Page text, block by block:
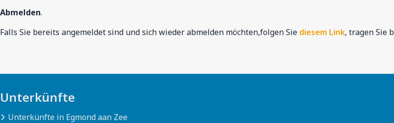
Abmelden.
Falls Sie bereits angemeldet sind und sich wieder abmelden möchten,folgen Sie diesem Link, tragen Sie
Unterkünfte
Unterkünfte in Egmond aan Zee